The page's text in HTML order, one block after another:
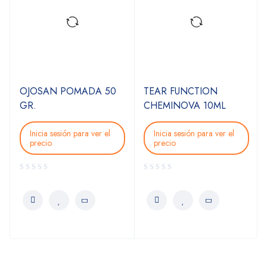
50
ver el
TEAR FUNCTION
CHEMINOVA 10ML
Inicia sesión para ver el
TRAVOSANT
Inicia sesión para